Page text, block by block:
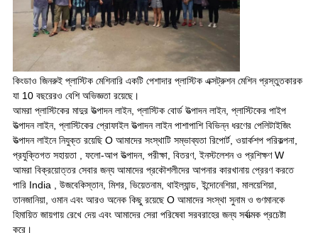
কিংডাও জিনরুই প্লাস্টিক মেশিনারি একটি পেশাদার প্লাস্টিক এক্সট্রুশন মেশিন প্রস্তুতকারক
যা 10 বছরেরও বেশি অভিজ্ঞতা রয়েছে।
আমরা প্লাস্টিকের মাদুর উত্পাদন লাইন, প্লাস্টিক বোর্ড উত্পাদন লাইন, প্লাস্টিকের পাইপ
উত্পাদন লাইন, প্লাস্টিকের প্রোফাইল উত্পাদন লাইন পাশাপাশি বিভিন্ন ধরণের পেলিটাইজিং
উত্পাদন লাইনে নিযুক্ত রয়েছি O আমাদের সংস্থাটি সম্ভাব্যতা রিপোর্ট, ওয়ার্কশপ পরিকল্পনা,
প্রযুক্তিগত সহায়তা , ফলো-আপ উত্পাদন, পরীক্ষা, বিতরণ, ইনস্টলেশন ও প্রশিক্ষণ W
আমরা বিক্রয়োত্তর সেবার জন্য আমাদের প্রকৌশলীদের আপনার কারখানায় প্রেরণ করতে
পারি India , উজবেকিস্তান, মিশর, ভিয়েতনাম, থাইল্যান্ড, ইন্দোনেশিয়া, মালয়েশিয়া,
তানজানিয়া, ওমান এবং আরও অনেক কিছু রয়েছে O আমাদের সংস্থা সুনাম ও গুণমানকে
হিমায়িত জায়গায় রেখে দেয় এবং আমাদের সেরা পরিষেবা সরবরাহের জন্য সর্বাত্মক প্রচেষ্টা
করে।